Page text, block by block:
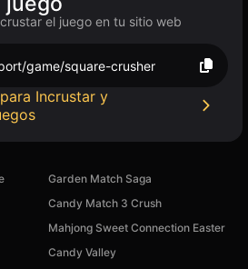
el juego en tu sitio web
game/square-crusher
Incrustar y
Garden Match Saga
Candy Match 3 Crush
Mahjong Sweet Connection Easter
Candy Valley